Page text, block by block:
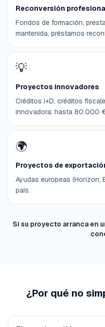
Reconversión
Fondos de formación,
mantenida, préstamos
💡
Proyectos innovadores
Créditos I+D, créditos
innovadora: hasta 80.000
🌍
Proyectos de
Ayudas europeas (Horizon,
país.
Si su proyecto arranca en
¿Por qué no